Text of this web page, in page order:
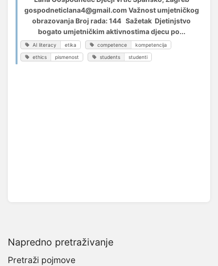
Napredno pretraživanje
Pretraži pojmove
gospodneticlana4@gmail.com Važnost umjetničkog
obrazovanja Broj rada: 144 Sažetak Djetinjstvo
bogato umjetničkim aktivnostima djecu po...
AI literacy etika competence kompetencija
ethics pismenost students studenti